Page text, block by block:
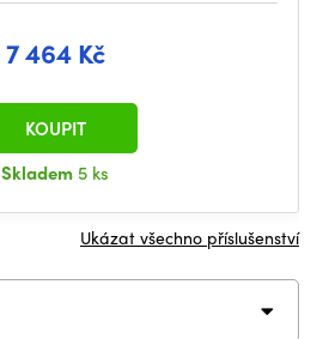
7 464 Kč
Skladem 5 ks
KOUPIT
Ukázat všechno příslušenství